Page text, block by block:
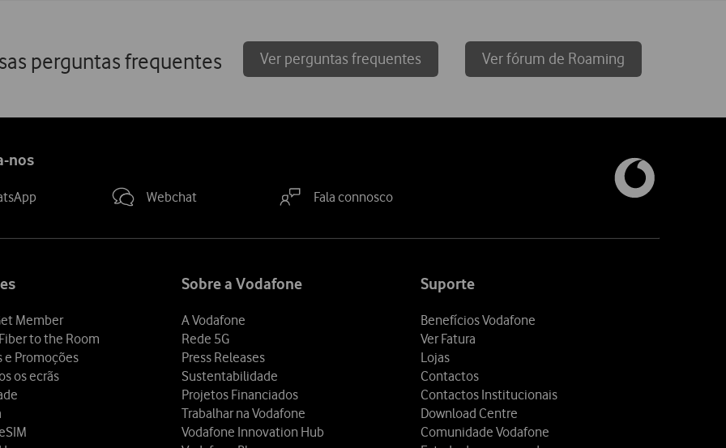
perguntas frequentes Ver perguntas frequentes Ver fórum de Roaming
nos
Webchat Fala connosco
Member
to the Room
e Promoções
os ecrãs
Sobre a Vodafone
A Vodafone
Rede 5G
Press Releases
Sustentabilidade
Projetos Financiados
Trabalhar na Vodafone
Vodafone Innovation Hub
Suporte
Benefícios Vodafone
Ver Fatura
Lojas
Contactos
Contactos Institucionais
Download Centre
Comunidade Vodafone